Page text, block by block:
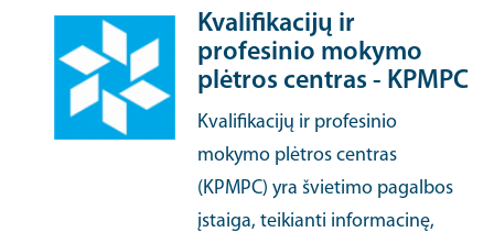
Kvalifikacijų ir
profesinio mokymo
plėtros centras - KPMPC
Kvalifikacijų ir profesinio
mokymo plėtros centras
(KPMPC) yra švietimo pagalbos
įstaiga, teikianti informacinę,